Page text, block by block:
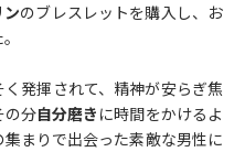
のブレスレットを購入し、お
発揮されて、精神が安らぎ焦
の分自分磨き に時間をかけるよ
まりで出会った素敵な男性に